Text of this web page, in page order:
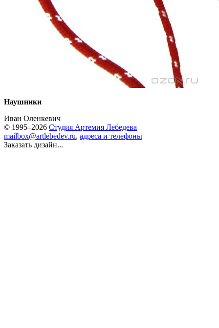
Наушники
Иван Оленкевич
© 1995–2026 Студия Артемия Лебедева
mailbox@artlebedev.ru, адреса и телефоны
Заказать дизайн...